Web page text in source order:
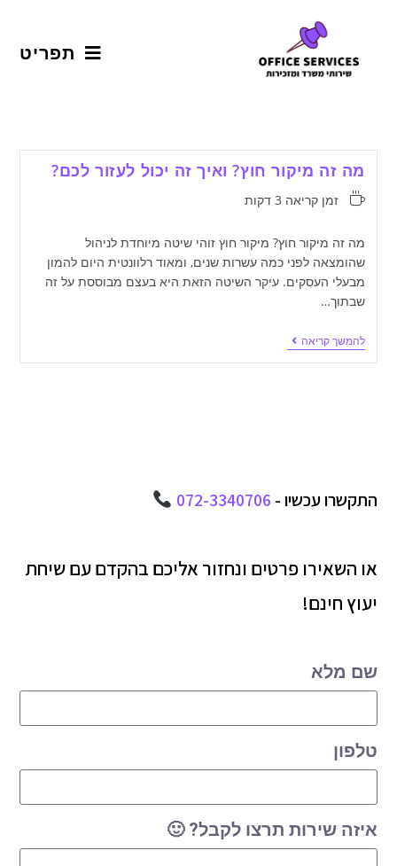
תפריט
מה זה מיקור חוץ? ואיך זה יכול לעזור לכם?
זמן קריאה 3 דקות
מה זה מיקור חוץ? מיקור חוץ זוהי שיטה מיוחדת לניהול
שהומצאה לפני כמה עשרות שנים, ומאוד רלוונטית היום להמון
מבעלי העסקים. עיקר השיטה הזאת היא בעצם מבוססת על זה
שבתוך…
להמשך קריאה
התקשרו עכשיו - 072-3340706
או השאירו פרטים ונחזור אליכם בהקדם עם שיחת
יעוץ חינם!
שם מלא
טלפון
איזה שירות תרצו לקבל? 🙂